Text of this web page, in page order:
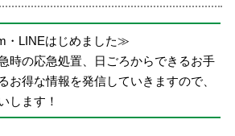
・LINEはじめました≫
時の応急処置、日ごろからできるお手
お得な情報を発信していきますので、
します！